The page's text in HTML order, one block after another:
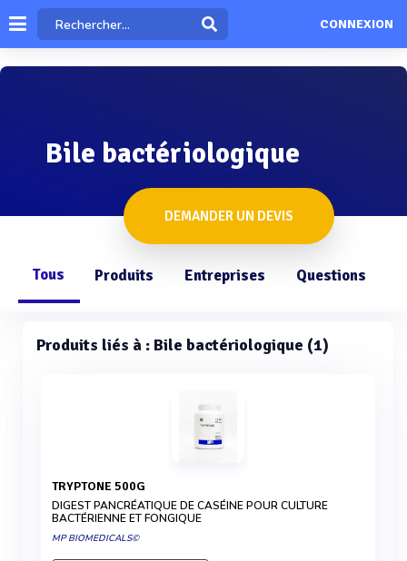
CONNEXION
Bile bactériologique
DEMANDER UN DEVIS
Tous Produits Entreprises Questions
Produits liés à : Bile bactériologique (1)
TRYPTONE 500G
DIGEST PANCRÉATIQUE DE CASÉINE POUR CULTURE
BACTÉRIENNE ET FONGIQUE
MP BIOMEDICALS©